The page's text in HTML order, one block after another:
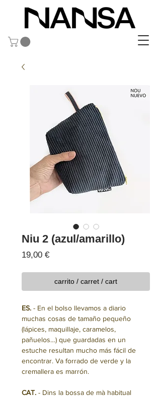
Niu 2 (azul/amarillo)
19,00 €Precio
carrito / carret / cart
ES. - En el bolso llevamos a diario
muchas cosas de tamaño pequeño
(lápices, maquillaje, caramelos,
pañuelos…) que guardadas en un
estuche resultan mucho más fácil de
encontrar. Va forrado de verde y la
cremallera es marrón.
CAT. - Dins la bossa de mà habitual